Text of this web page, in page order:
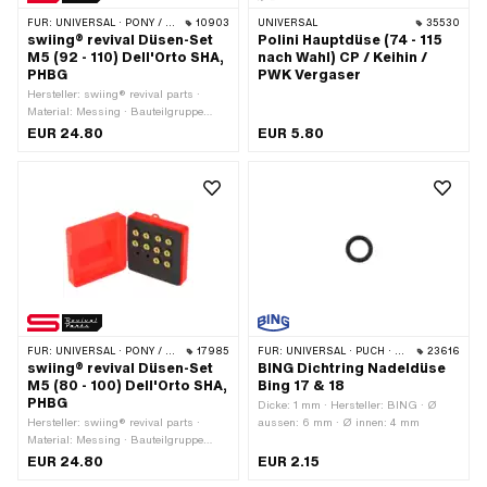
Düsengrösse: 62.5 · Gesamtlänge:
9.5 mm · Antrieb: Schlitz
FÜR: UNIVERSAL · PONY / CILO (BETA 521 & 512) · PIAGGIO 10903
swiing® revival Düsen-Set
M5 (92 - 110) Dell'Orto SHA,
PHBG
Hersteller: swiing® revival parts ·
Material: Messing · Bauteilgruppe
Vergaser: Bedüsung · Anzahl: 10 Stk. ·
Düsenart: Hauptdüse · Antrieb: Schlitz
(Standardgewinde) · Gesamtlänge: 8
mm · Düsengrösse: 92 · Düsengrösse:
94 · Düsengrösse: 96 · Düsengrösse:
98 · Düsengrösse: 100 · Düsengrösse:
102 · Düsengrösse: 104 ·
· Düsengrösse: 110
EUR 24.80
UNIVERSAL 35530
Polini Hauptdüse (74 - 115
nach Wahl) CP / Keihin /
PWK Vergaser
EUR 5.80
FÜR: UNIVERSAL · PONY / CILO (BETA 521 & 512) · PIAGGIO 17985
swiing® revival Düsen-Set
M5 (80 - 100) Dell'Orto SHA,
PHBG
Hersteller: swiing® revival parts ·
Material: Messing · Bauteilgruppe
Vergaser: Bedüsung · Anzahl: 10 Stk. ·
EUR 24.80
FÜR: UNIVERSAL · PUCH · SACHS 23616
BING Dichtring Nadeldüse
Bing 17 & 18
Dicke: 1 mm · Hersteller: BING · Ø
aussen: 6 mm · Ø innen: 4 mm
EUR 2.15